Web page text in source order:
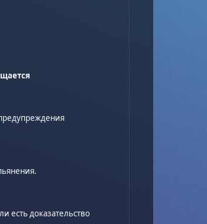
есть доказательство